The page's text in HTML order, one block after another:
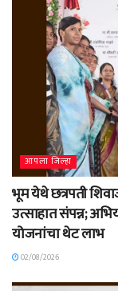
आपला जिल्हा
भूम येथे छत्रपती
उत्साहात संपन्न;
योजनांचा थेट लाभ
02/08/2026